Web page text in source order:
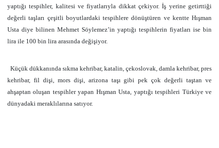
yaptığı tespihler, kalitesi ve fiyatlarıyla dikkat çekiyor. İş yerine getirttiği
değerli taşları çeşitli boyutlardaki tespihlere dönüştüren ve kentte Hışman
Usta diye bilinen Mehmet Söylemez’in yaptığı tespihlerin fiyatları ise bin
lira ile 100 bin lira arasında değişiyor.
Küçük dükkanında sıkma kehribar, katalin, çekoslovak, damla kehribar, pres
kehribar, fil dişi, mors dişi, arizona taşı gibi pek çok değerli taştan ve
ahşaptan oluşan tespihler yapan Hışman Usta, yaptığı tespihleri Türkiye ve
dünyadaki meraklılarına satıyor.